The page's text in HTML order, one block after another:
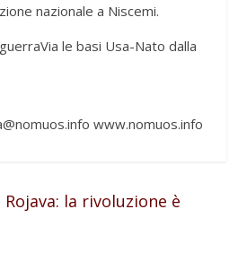
nazionale a Niscemi.
le basi Usa-Nato dalla
www.nomuos.info
la rivoluzione è